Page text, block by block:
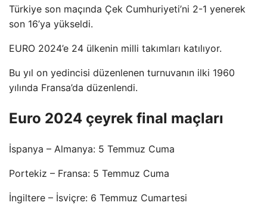
Türkiye son maçında Çek Cumhuriyeti’ni 2-1 yenerek
son 16’ya yükseldi.
EURO 2024’e 24 ülkenin milli takımları katılıyor.
Bu yıl on yedincisi düzenlenen turnuvanın ilki 1960
yılında Fransa’da düzenlendi.
Euro 2024 çeyrek final maçları
İspanya – Almanya: 5 Temmuz Cuma
Portekiz – Fransa: 5 Temmuz Cuma
İngiltere – İsviçre: 6 Temmuz Cumartesi